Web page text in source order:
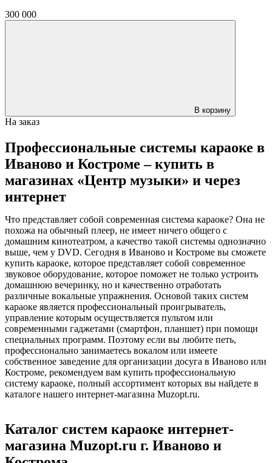
300 000
В корзину
На заказ
Профессиональные системы караоке в
Иваново и Костроме – купить в
магазинах «Центр музыки» и через
интернет
Что представляет собой современная система караоке? Она не
похожа на обычный плеер, не имеет ничего общего с
домашним кинотеатром, а качество такой системы однозначно
выше, чем у DVD. Сегодня в Иваново и Костроме вы сможете
купить караоке, которое представляет собой современное
звуковое оборудование, которое поможет не только устроить
домашнюю вечеринку, но и качественно отработать
различные вокальные упражнения. Основой таких систем
караоке является профессиональный проигрыватель,
управление которым осуществляется пультом или
современными гаджетами (смартфон, планшет) при помощи
специальных программ. Поэтому если вы любите петь,
профессионально занимаетесь вокалом или имеете
собственное заведение для организации досуга в Иваново или
Костроме, рекомендуем вам купить профессиональную
систему караоке, полный ассортимент которых вы найдете в
каталоге нашего интернет-магазина Muzopt.ru.
Каталог систем караоке интернет-
магазина Muzopt.ru г. Иваново и